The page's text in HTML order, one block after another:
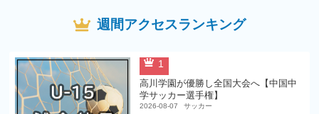
週間アクセスランキング
1
高川学園が優勝し全国大会へ【中国中
学サッカー選手権】
2026-08-07 サッカー